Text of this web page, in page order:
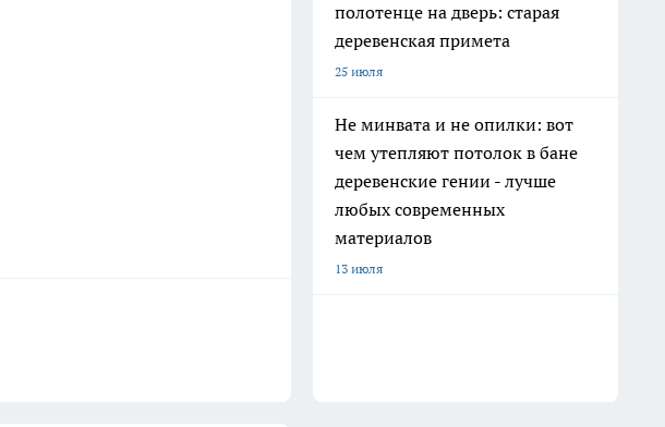
полотенце на дверь: старая
деревенская примета
25 июля
Не минвата и не опилки: вот
чем утепляют потолок в бане
деревенские гении - лучше
любых современных
материалов
13 июля